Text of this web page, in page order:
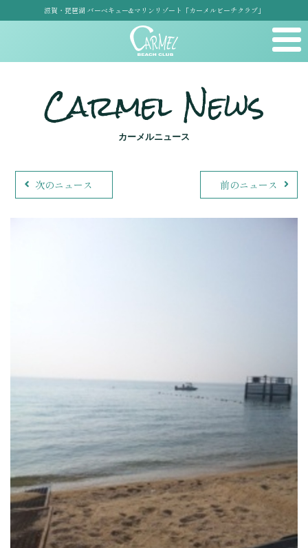
滋賀・琵琶湖 バーベキュー&マリンリゾート「カーメルビーチクラブ」
Carmel News
カーメルニュース
次のニュース 前のニュース